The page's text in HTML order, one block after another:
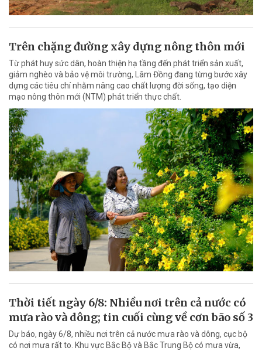
Trên chặng đường xây dựng nông thôn mới
Từ phát huy sức dân, hoàn thiện hạ tầng đến phát triển sản xuất,
giảm nghèo và bảo vệ môi trường, Lâm Đồng đang từng bước xây
dựng các tiêu chí nhằm nâng cao chất lượng đời sống, tạo diện
mạo nông thôn mới (NTM) phát triển thực chất.
Thời tiết ngày 6/8: Nhiều nơi trên cả nước có
mưa rào và dông; tin cuối cùng về cơn bão số 3
Dự báo, ngày 6/8, nhiều nơi trên cả nước mưa rào và dông, cục bộ
có nơi mưa rất to. Khu vực Bắc Bộ và Bắc Trung Bộ có mưa vừa,